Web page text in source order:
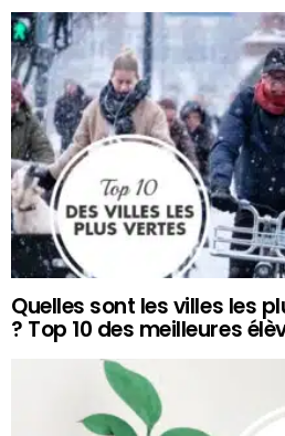
Quelles sont les villes les
? Top 10 des meilleures